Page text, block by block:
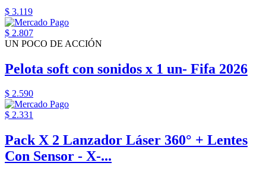
$ 3.119
$ 2.807
UN POCO DE ACCIÓN
Pelota soft con sonidos x 1 un- Fifa 2026
$ 2.590
$ 2.331
Pack X 2 Lanzador Láser 360° + Lentes
Con Sensor - X-...